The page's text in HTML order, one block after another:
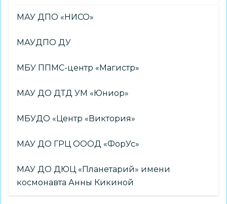
МАУ ДПО «НИСО»
МАУДПО ДУ
МБУ ППМС-центр «Магистр»
МАУ ДО ДТД УМ «Юниор»
МБУДО «Центр «Виктория»
МАУ ДО ГРЦ ОООД «ФорУс»
МАУ ДО ДЮЦ «Планетарий» имени
космонавта Анны Кикиной